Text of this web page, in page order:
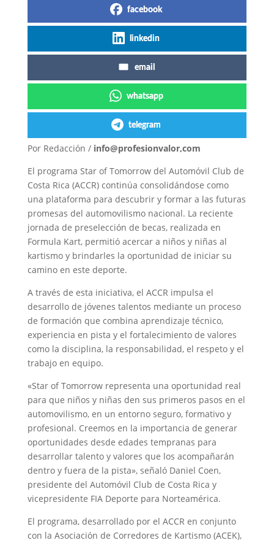
facebook
linkedin
email
whatsapp
telegram
Por Redacción / info@profesionvalor,com
El programa Star of Tomorrow del Automóvil Club de
Costa Rica (ACCR) continúa consolidándose como
una plataforma para descubrir y formar a las futuras
promesas del automovilismo nacional. La reciente
jornada de preselección de becas, realizada en
Formula Kart, permitió acercar a niños y niñas al
kartismo y brindarles la oportunidad de iniciar su
camino en este deporte.
A través de esta iniciativa, el ACCR impulsa el
desarrollo de jóvenes talentos mediante un proceso
de formación que combina aprendizaje técnico,
experiencia en pista y el fortalecimiento de valores
como la disciplina, la responsabilidad, el respeto y el
trabajo en equipo.
«Star of Tomorrow representa una oportunidad real
para que niños y niñas den sus primeros pasos en el
automovilismo, en un entorno seguro, formativo y
profesional. Creemos en la importancia de generar
oportunidades desde edades tempranas para
desarrollar talento y valores que los acompañarán
dentro y fuera de la pista», señaló Daniel Coen,
presidente del Automóvil Club de Costa Rica y
vicepresidente FIA Deporte para Norteamérica.
El programa, desarrollado por el ACCR en conjunto
con la Asociación de Corredores de Kartismo (ACEK),